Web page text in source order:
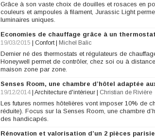
Grâce à son vaste choix de douilles et rosaces en
couleurs et ampoules à filament, Jurassic Light
luminaires uniques.
Economies de chauffage grâce à un
19/03/2015 Confort| Michel Balic
Dernier né des thermostats et régulateurs de
Honeywell permet de contrôler, chez soi ou à
maison zone par zone.
Senses Room, une chambre d’hôtel adaptée
19/12/2014 Architecture d'intérieur Christian de Rivière
Les futures normes hôtelières vont imposer 10% de
réduite). Focus sur la Senses Room, une chambre
des handicapés.
Rénovation et valorisation d’un 2 pièces